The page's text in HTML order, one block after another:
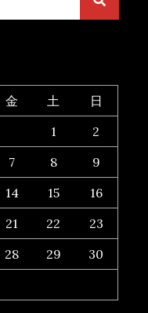
金 土
日
1
2
7 8
9
14 15
16
21 22
23
28 29
30